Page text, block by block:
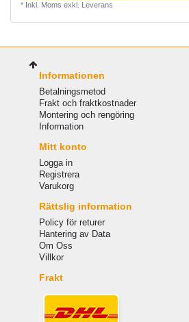
* Inkl. Moms exkl. Leverans
Informationen
Betalningsmetod
Frakt och fraktkostnader
Montering och rengöring
Information
Mitt konto
Logga in
Registrera
Varukorg
Rättslig information
Policy för returer
Hantering av Data
Om Oss
Villkor
Frakt